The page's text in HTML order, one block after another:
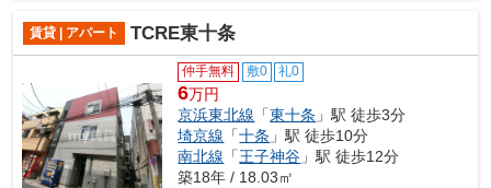
賃貸 | アパート TCRE東十条
仲手無料 敷0 礼0
6万円
京浜東北線 「東十条 」駅 徒歩3分
埼京線 「十条 」駅 徒歩10分
南北線 「王子神谷 」駅 徒歩12分
築18年 / 18.03㎡